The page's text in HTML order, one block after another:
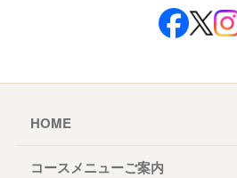
HOME
コースメニューご案内